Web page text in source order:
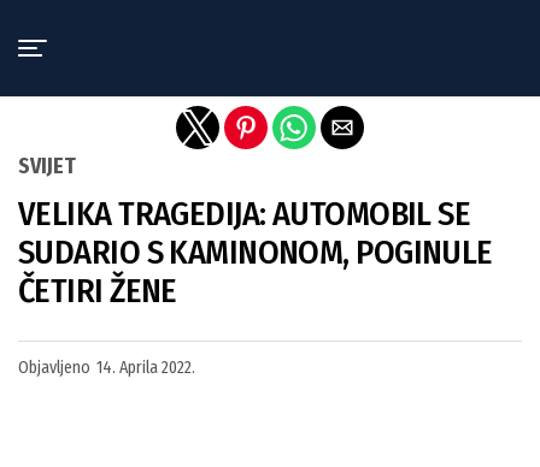
SVIJET
VELIKA TRAGEDIJA: AUTOMOBIL SE
SUDARIO S KAMINONOM, POGINULE
ČETIRI ŽENE
Objavljeno 14. Aprila 2022.